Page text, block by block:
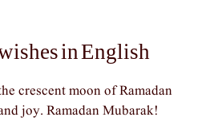
in English
crescent moon of Ramadan
joy. Ramadan Mubarak!